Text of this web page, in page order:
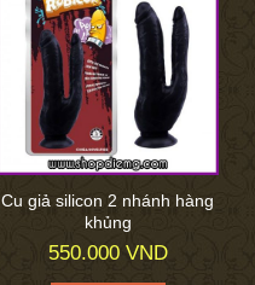
Cu giả silicon 2 nhánh hàng
khủng
550.000 VND